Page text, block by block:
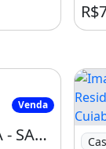
Venda
CASA À VENDA - SANTA CRUZ II �� CUIABÁ/MT